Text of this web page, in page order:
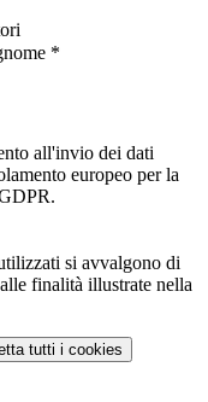
*
all'invio dei dati
europeo per la
si avvalgono di
finalità illustrate nella
tutti i cookies